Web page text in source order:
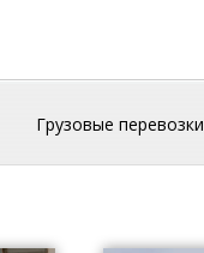
Грузовые перевозки